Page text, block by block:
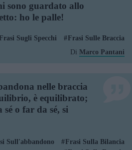
sono guardato allo
ho le palle!
Sugli Specchi
Frasi Sulle Braccia
Di Marco Pantani
nelle braccia
è equilibrato;
o far da sé, si
Sull'abbandono
Frasi Sulla Bilancia